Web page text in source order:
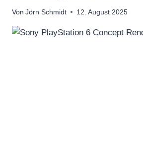
Von Jörn Schmidt 12. August 2025